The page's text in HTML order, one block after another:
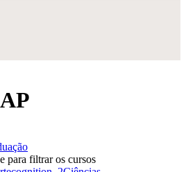
para filtrar os cursos